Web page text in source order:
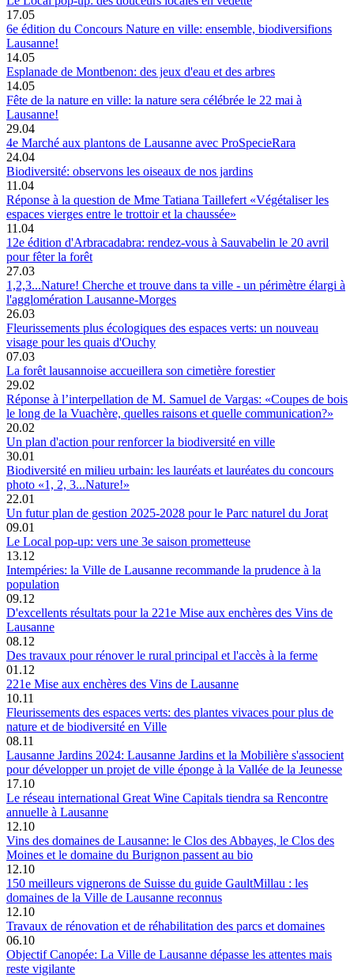
17.05
6e édition du Concours Nature en ville: ensemble, biodiversifions
Lausanne!
14.05
Esplanade de Montbenon: des jeux d'eau et des arbres
14.05
Fête de la nature en ville: la nature sera célébrée le 22 mai à
Lausanne!
29.04
4e Marché aux plantons de Lausanne avec ProSpecieRara
24.04
Biodiversité: observons les oiseaux de nos jardins
11.04
Réponse à la question de Mme Tatiana Taillefert «Végétaliser les
espaces vierges entre le trottoir et la chaussée»
11.04
12e édition d'Arbracadabra: rendez-vous à Sauvabelin le 20 avril
pour fêter la forêt
27.03
1,2,3...Nature! Cherche et trouve dans ta ville - un périmètre élargi à
l'agglomération Lausanne-Morges
26.03
Fleurissements plus écologiques des espaces verts: un nouveau
visage pour les quais d'Ouchy
07.03
La forêt lausannoise accueillera son cimetière forestier
29.02
Réponse à l’interpellation de M. Samuel de Vargas: «Coupes de bois
le long de la Vuachère, quelles raisons et quelle communication?»
20.02
Un plan d'action pour renforcer la biodiversité en ville
30.01
Biodiversité en milieu urbain: les lauréats et lauréates du concours
photo «1, 2, 3...Nature!»
22.01
Un futur plan de gestion 2025-2028 pour le Parc naturel du Jorat
09.01
Le Local pop-up: vers une 3e saison prometteuse
13.12
Intempéries: la Ville de Lausanne recommande la prudence à la
population
09.12
D'excellents résultats pour la 221e Mise aux enchères des Vins de
Lausanne
08.12
Des travaux pour rénover le rural principal et l'accès à la ferme
01.12
221e Mise aux enchères des Vins de Lausanne
10.11
Fleurissements des espaces verts: des plantes vivaces pour plus de
nature et de biodiversité en Ville
08.11
Lausanne Jardins 2024: Lausanne Jardins et la Mobilière s'associent
pour développer un projet de ville éponge à la Vallée de la Jeunesse
17.10
Le réseau international Great Wine Capitals tiendra sa Rencontre
annuelle à Lausanne
12.10
Vins des domaines de Lausanne: le Clos des Abbayes, le Clos des
Moines et le domaine du Burignon passent au bio
12.10
150 meilleurs vignerons de Suisse du guide GaultMillau : les
domaines de la Ville de Lausanne reconnus
12.10
Travaux de rénovation et de réhabilitation des parcs et domaines
06.10
Objectif Canopée: La Ville de Lausanne dépasse les attentes mais
reste vigilante